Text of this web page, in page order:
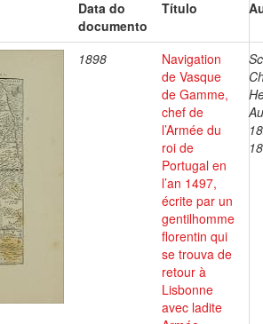
Data do
documento
Título
1898
Navigation
de Vasque
de Gamme,
chef de
l’Armée du
roi de
Portugal en
l’an 1497,
écrite par un
gentilhomme
florentin qui
se trouva de
retour à
Lisbonne
avec ladite